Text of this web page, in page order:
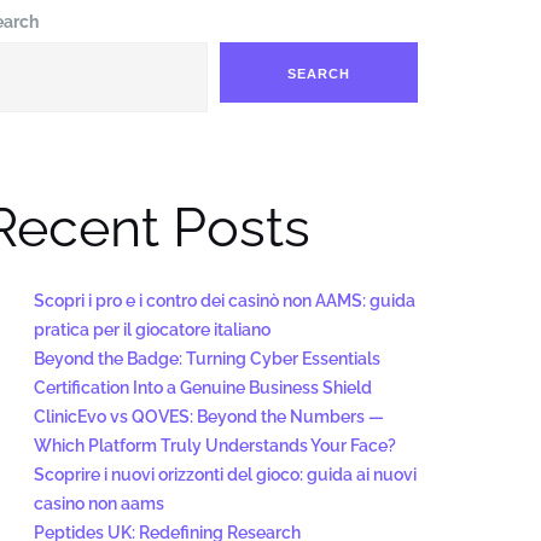
SEARCH
Posts
Scopri i pro e i contro dei casinò non AAMS: guida
pratica per il giocatore italiano
Beyond the Badge: Turning Cyber Essentials
Certification Into a Genuine Business Shield
ClinicEvo vs QOVES: Beyond the Numbers —
Which Platform Truly Understands Your Face?
Scoprire i nuovi orizzonti del gioco: guida ai nuovi
casino non aams
Peptides UK: Redefining Research